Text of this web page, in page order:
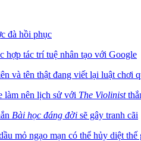
đà hồi phục
hợp tác trí tuệ nhân tạo với Google
và tên thật đang viết lại luật chơi
làm nên lịch sử với The Violinist
Bài học đáng đời sẽ gây tranh cãi
mỏ ngạo mạn có thể hủy diệt thế